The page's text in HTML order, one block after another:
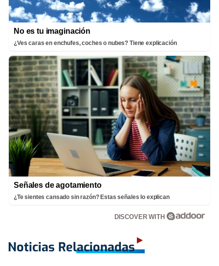
No es tu imaginación
¿Ves caras en enchufes, coches o nubes? Tiene explicación
Señales de agotamiento
¿Te sientes cansado sin razón? Estas señales lo explican
DISCOVER WITH
Noticias Relacionadas